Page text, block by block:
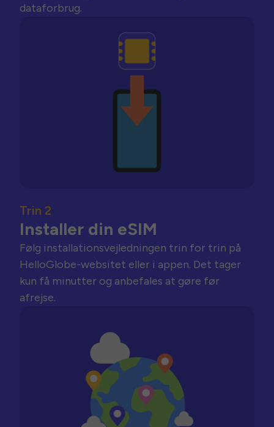
dataforbrug.
Trin 2
Installer din eSIM
Følg installationsvejledningen trin for trin på
HelloGlobe-websitet eller i appen. Det tager
kun få minutter og anbefales at gøre før
afrejse.